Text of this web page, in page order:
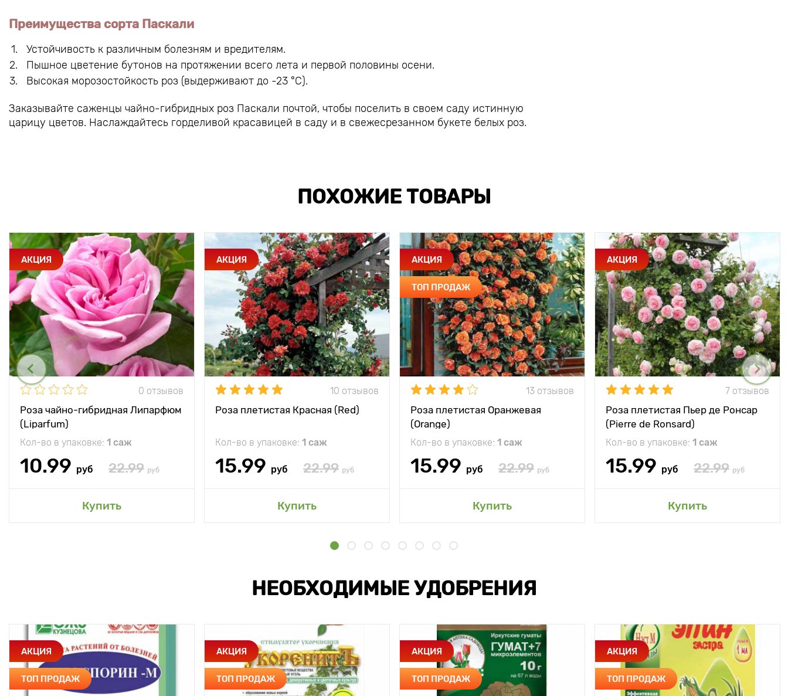
Преимущества сорта Паскали
Устойчивость к различным болезням и вредителям.
Пышное цветение бутонов на протяжении всего лета и первой половины осени.
Высокая морозостойкость роз (выдерживают до -23 °С).
Заказывайте саженцы чайно-гибридных роз Паскали почтой, чтобы поселить в своем саду истинную
царицу цветов. Наслаждайтесь горделивой красавицей в саду и в свежесрезанном букете белых роз.
ПОХОЖИЕ ТОВАРЫ
АКЦИЯ
0 отзывов
Роза чайно-гибридная Липарфюм
(Liparfum)
Кол-во в упаковке: 1 саж
10.99 руб 22.99 руб
Купить
АКЦИЯ
10 отзывов
Роза плетистая Красная (Red)
Кол-во в упаковке: 1 саж
15.99 руб 22.99 руб
Купить
АКЦИЯ
ТОП ПРОДАЖ
13 отзывов
Роза плетистая Оранжевая
(Orange)
Кол-во в упаковке: 1 саж
15.99 руб 22.99 руб
Купить
АКЦИЯ
7 отзывов
Роза плетистая Пьер де Ронсар
(Pierre de Ronsard)
Кол-во в упаковке: 1 саж
15.99 руб 22.99 руб
Купить
НЕОБХОДИМЫЕ УДОБРЕНИЯ
АКЦИЯ
ТОП ПРОДАЖ
АКЦИЯ
ТОП ПРОДАЖ
АКЦИЯ
ТОП ПРОДАЖ
АКЦИЯ
ТОП ПРОДАЖ